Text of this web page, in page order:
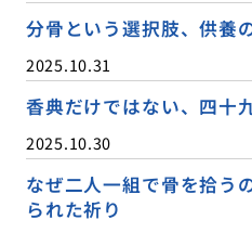
分骨という選択肢、供養
2025.10.31
香典だけではない、四十
2025.10.30
なぜ二人一組で骨を拾う
られた祈り